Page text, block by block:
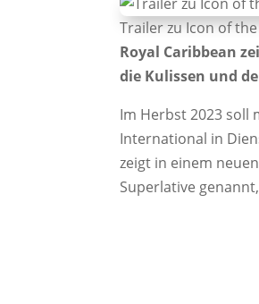
Trailer zu Icon of
Royal Caribbean
die Kulissen und
Im Herbst 2023 soll
International in
zeigt in einem
Superlative